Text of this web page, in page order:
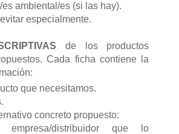
ambiental/es (si las hay).
especialmente.
de los productos
Cada ficha contiene la
que necesitamos.
concreto propuesto:
distribuidor que lo